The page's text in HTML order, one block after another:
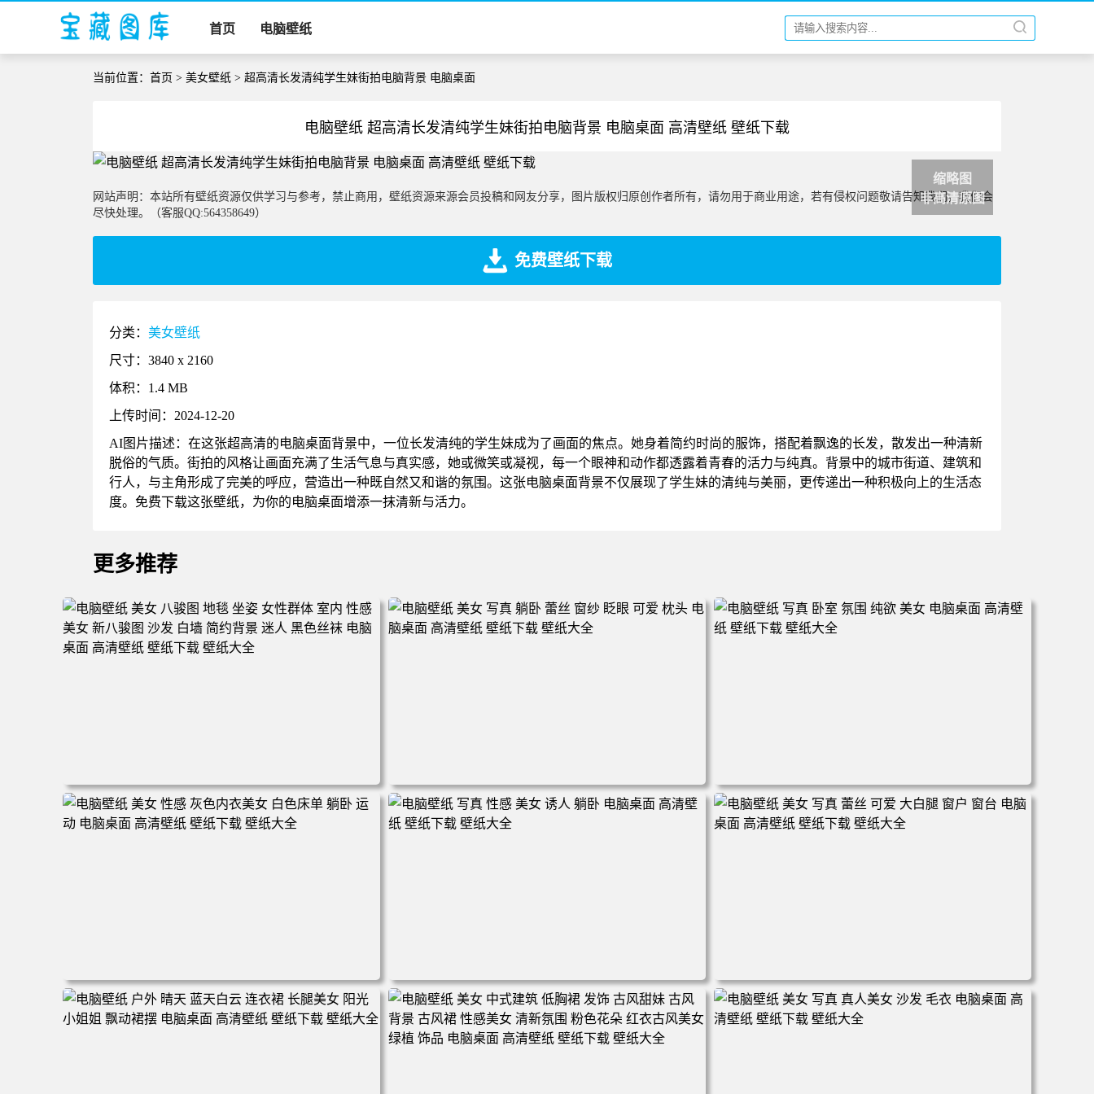
首页 电脑壁纸
当前位置：首页 >美女壁纸 > 超高清长发清纯学生妹街拍电脑背景 电脑桌面
电脑壁纸 超高清长发清纯学生妹街拍电脑背景 电脑桌面 高清壁纸 壁纸下载
缩略图
非高清原图
网站声明：本站所有壁纸资源仅供学习与参考，禁止商用，壁纸资源来源会员投稿和网友分享，图片版权归原创作者所有，请勿用于商业用途，若有侵权问题敬请告知我们，我们会
尽快处理。（客服QQ:564358649）
免费壁纸下载
分类：美女壁纸
尺寸：3840 x 2160
体积：1.4 MB
上传时间：2024-12-20
AI图片描述：在这张超高清的电脑桌面背景中，一位长发清纯的学生妹成为了画面的焦点。她身着简约时尚的服饰，搭配着飘逸的长发，散发出一种清新
脱俗的气质。街拍的风格让画面充满了生活气息与真实感，她或微笑或凝视，每一个眼神和动作都透露着青春的活力与纯真。背景中的城市街道、建筑和
行人，与主角形成了完美的呼应，营造出一种既自然又和谐的氛围。这张电脑桌面背景不仅展现了学生妹的清纯与美丽，更传递出一种积极向上的生活态
度。免费下载这张壁纸，为你的电脑桌面增添一抹清新与活力。
更多推荐
电脑壁纸 美女 八骏图 地毯 坐姿 女性群体 室内 性感美女 新
八骏图 沙发 白墙 简约背景 迷人 黑色丝袜 电脑桌面 高清壁
电脑壁纸 美女 写真 躺卧 蕾丝 窗纱 眨眼 可爱 枕头 电脑桌
面 高清壁纸 壁纸下载 壁纸大全
电脑壁纸 写真 卧室 氛围 纯欲 美女 电脑桌面 高清壁纸 壁纸
下载 壁纸大全
电脑壁纸 美女 性感 灰色内衣美女 白色床单 躺卧 运动 电脑
桌面 高清壁纸 壁纸下载 壁纸大全
电脑壁纸 写真 性感 美女 诱人 躺卧 电脑桌面 高清壁纸 壁纸
下载 壁纸大全
电脑壁纸 美女 写真 蕾丝 可爱 大白腿 窗户 窗台 电脑桌面
高清壁纸 壁纸下载 壁纸大全